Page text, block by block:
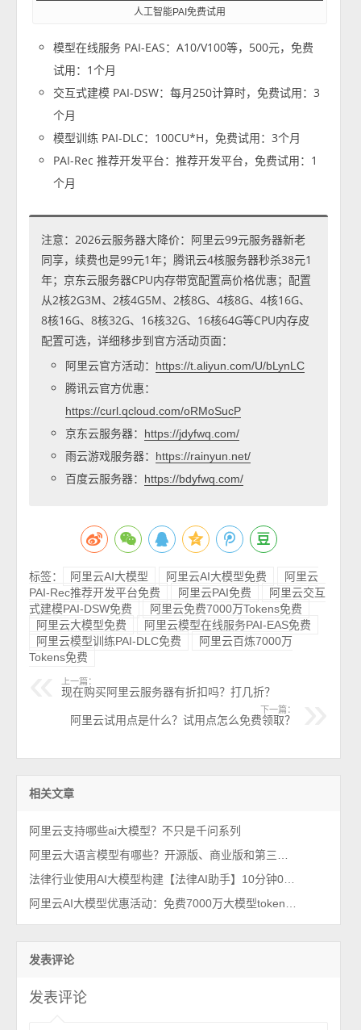
人工智能PAI免费试用
模型在线服务 PAI-EAS：A10/V100等，500元，免费
试用：1个月
交互式建模 PAI-DSW：每月250计算时，免费试用：3
个月
模型训练 PAI-DLC：100CU*H，免费试用：3个月
PAI-Rec 推荐开发平台：推荐开发平台，免费试用：1
个月
注意：2026云服务器大降价：阿里云99元服务器新老
同享，续费也是99元1年；腾讯云4核服务器秒杀38元1
年；京东云服务器CPU内存带宽配置高价格优惠；配置
从2核2G3M、2核4G5M、2核8G、4核8G、4核16G、
8核16G、8核32G、16核32G、16核64G等CPU内存皮
配置可选，详细移步到官方活动页面：
阿里云官方活动：
https://t.aliyun.com/U/bLynLC
腾讯云官方优惠：
https://curl.qcloud.com/oRMoSucP
京东云服务器： https://jdyfwq.com/
雨云游戏服务器： https://rainyun.net/
百度云服务器： https://bdyfwq.com/
标签： 阿里云AI大模型 阿里云AI大模型免费
阿里云
PAI-Rec推荐开发平台免费
阿里云PAI免费
阿里云交互
式建模PAI-DSW免费
阿里云免费7000万Tokens免费
阿里云大模型免费
阿里云模型在线服务PAI-EAS免费
阿里云模型训练PAI-DLC免费
阿里云百炼7000万
Tokens免费
上一篇：
现在购买阿里云服务器有折扣吗？打几折？
下一篇：
阿里云试用点是什么？试用点怎么免费领取？
相关文章
阿里云支持哪些ai大模型？不只是千问系列
阿里云大语言模型有哪些？开源版、商业版和第三方模型汇总
法律行业使用AI大模型构建【法律AI助手】10分钟0代码部署教程
阿里云AI大模型优惠活动：免费7000万大模型tokens、100张图片生成和50秒视频创作
发表评论
发表评论